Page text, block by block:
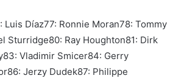
Luis Díaz77: Ronnie Moran78: Tommy
Sturridge80: Ray Houghton81: Dirk
Vladimir Smicer84: Gerry
Jerzy Dudek87: Philippe